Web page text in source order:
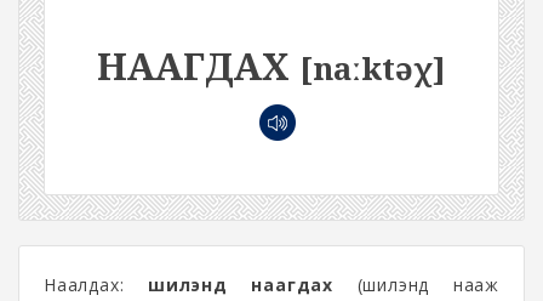
НААГДАХ [naːktəχ]
Наалдах: шилэнд наагдах (шилэнд нааж